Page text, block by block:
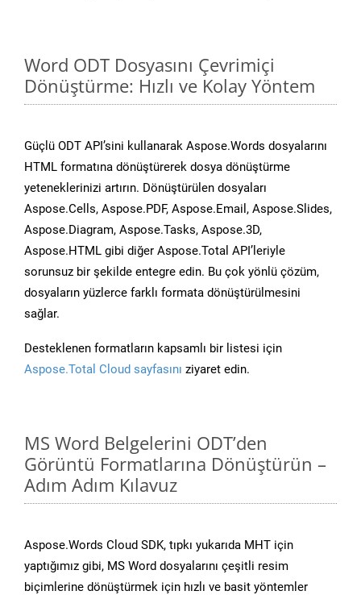
Word ODT Dosyasını Çevrimiçi
Dönüştürme: Hızlı ve Kolay Yöntem
Güçlü ODT API’sini kullanarak Aspose.Words dosyalarını
HTML formatına dönüştürerek dosya dönüştürme
yeteneklerinizi artırın. Dönüştürülen dosyaları
Aspose.Cells, Aspose.PDF, Aspose.Email, Aspose.Slides,
Aspose.Diagram, Aspose.Tasks, Aspose.3D,
Aspose.HTML gibi diğer Aspose.Total API’leriyle
sorunsuz bir şekilde entegre edin. Bu çok yönlü çözüm,
dosyaların yüzlerce farklı formata dönüştürülmesini
sağlar.
Desteklenen formatların kapsamlı bir listesi için
Aspose.Total Cloud sayfasını ziyaret edin.
MS Word Belgelerini ODT’den
Görüntü Formatlarına Dönüştürün –
Adım Adım Kılavuz
Aspose.Words Cloud SDK, tıpkı yukarıda MHT için
yaptığımız gibi, MS Word dosyalarını çeşitli resim
biçimlerine dönüştürmek için hızlı ve basit yöntemler